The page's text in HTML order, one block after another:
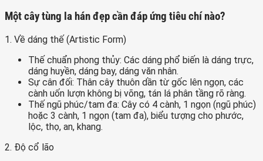
Một cây tùng la hán đẹp cần đáp ứng tiêu chí nào?
1. Về dáng thế (Artistic Form)
Thế chuẩn phong thủy: Các dáng phổ biến là dáng trực,
dáng huyền, dáng bay, dáng văn nhân.
Sự cân đối: Thân cây thuôn dần từ gốc lên ngọn, các
cành uốn lượn không bị võng, tán lá phân tầng rõ ràng.
Thế ngũ phúc/tam đa: Cây có 4 cành, 1 ngọn (ngũ phúc)
hoặc 3 cành, 1 ngọn (tam đa), biểu tượng cho phước,
lộc, thọ, an, khang.
2. Độ cổ lão